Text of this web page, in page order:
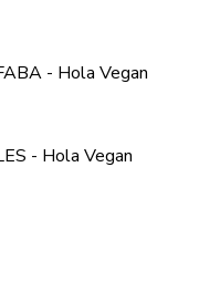
- Hola Vegan
- Hola Vegan